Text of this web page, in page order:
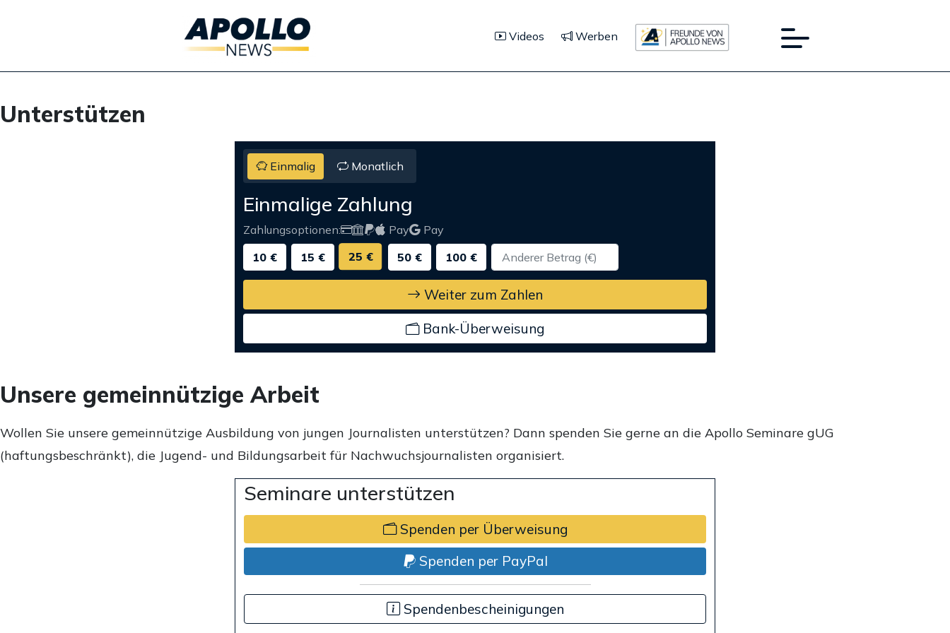
Videos Werben
Unterstützen
Einmalig Monatlich
Einmalige Zahlung
Zahlungsoptionen: Pay
Pay
10 €
15 € 25 € 50 € 100 €
Weiter zum Zahlen
Bank-Überweisung
Unsere gemeinnützige Arbeit
Wollen Sie unsere gemeinnützige Ausbildung von jungen Journalisten unterstützen? Dann spenden Sie gerne an die Apollo Seminare gUG
(haftungsbeschränkt), die Jugend- und Bildungsarbeit für Nachwuchsjournalisten organisiert.
Seminare unterstützen
Spenden per Überweisung
Spenden per PayPal
Spendenbescheinigungen